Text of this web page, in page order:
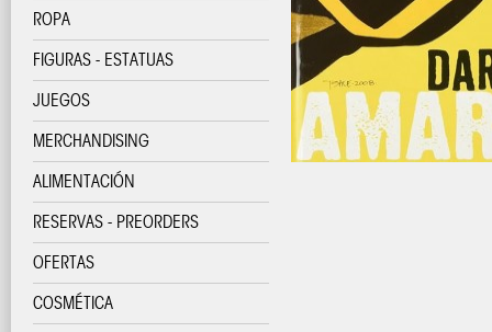
ROPA
FIGURAS - ESTATUAS
JUEGOS
MERCHANDISING
ALIMENTACIÓN
RESERVAS - PREORDERS
OFERTAS
COSMÉTICA